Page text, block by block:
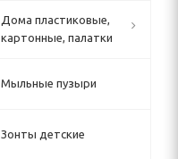
Дома пластиковые,
картонные, палатки
Мыльные пузыри
Зонты детские